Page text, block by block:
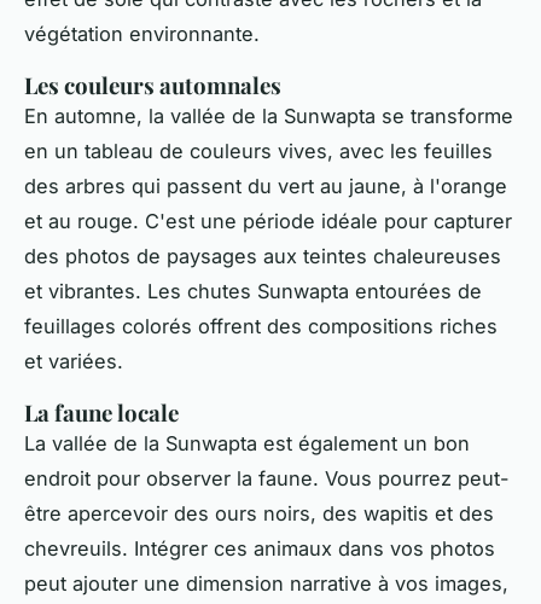
végétation environnante.
Les couleurs automnales
En automne, la vallée de la Sunwapta se transforme
en un tableau de couleurs vives, avec les feuilles
des arbres qui passent du vert au jaune, à l'orange
et au rouge. C'est une période idéale pour capturer
des photos de paysages aux teintes chaleureuses
et vibrantes. Les chutes Sunwapta entourées de
feuillages colorés offrent des compositions riches
et variées.
La faune locale
La vallée de la Sunwapta est également un bon
endroit pour observer la faune. Vous pourrez peut-
être apercevoir des ours noirs, des wapitis et des
chevreuils. Intégrer ces animaux dans vos photos
peut ajouter une dimension narrative à vos images,